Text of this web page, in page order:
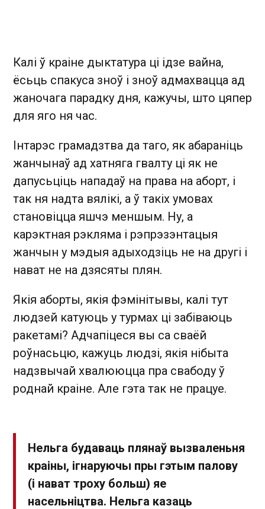
Калі ў краіне дыктатура ці ідзе вайна,
ёсьць спакуса зноў і зноў адмахвацца ад
жаночага парадку дня, кажучы, што цяпер
для яго ня час.
Інтарэс грамадзтва да таго, як абараніць
жанчынаў ад хатняга гвалту ці як не
дапусьціць нападаў на права на аборт, і
так ня надта вялікі, а ў такіх умовах
становіцца яшчэ меншым. Ну, а
карэктная рэкляма і рэпрэзэнтацыя
жанчын у мэдыя адыходзіць не на другі і
нават не на дзясяты плян.
Якія аборты, якія фэмінітывы, калі тут
людзей катуюць у турмах ці забіваюць
ракетамі? Адчапіцеся вы са сваёй
роўнасьцю, кажуць людзі, якія нібыта
надзвычай хвалююцца пра свабоду ў
роднай краіне. Але гэта так не працуе.
Нельга будаваць плянаў вызваленьня
краіны, ігнаруючы пры гэтым палову
(і нават троху больш) яе
насельніцтва. Нельга казаць